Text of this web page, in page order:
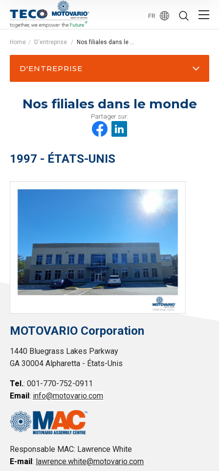
FR
Home D'entreprise Nos filiales dans le monde
D'ENTREPRISE
Nos filiales dans le monde
Partager sur:
1997 - ÉTATS-UNIS
MOTOVARIO Corporation
1440 Bluegrass Lakes Parkway
GA 30004 Alpharetta - États-Unis
Tel.: 001-770-752-0911
Email : info@motovario.com
Responsable MAC: Lawrence White
E-mail : lawrence.white@motovario.com